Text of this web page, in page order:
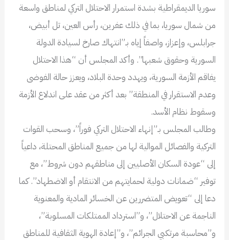
سوريا الديمقراطية بشدة استمرار الاحتلال التركي لمناطق واسعة
من شمال سوريا، بما في ذلك عفرين، رأس العين، تل أبيض،
جرابلس، وإعزاز، واصفاً إياه بـ”انتهاك صارخ لسيادة الدولة
السورية وحقوق شعبها”. وأكد المجلس أن “هذا الاحتلال
يفاقم الأزمة السورية، ويهدد وحدة البلاد، ويعزز حالة الفوضى
وعدم الاستقرار في المنطقة” بعد أكثر من عقد على اندلاع الأزمة
وسقوط نظام الأسد.
وطالب المجلس بـ”إنهاء الاحتلال التركي فوراً”، وسحب القوات
التركية والفصائل الموالية لها من جميع المناطق المحتلة، داعياً
إلى “عودة السكان الأصليين إلى مناطقهم دون شروط”، مع
توفير “ضمانات دولية لحمايتهم من الانتقام أو الاضطهاد”. كما
دعا إلى “تعويض المتضررين عن الخسائر المادية والمعنوية
الناجمة عن الاحتلال”، و”استرداد الممتلكات المسلوبة”،
و”محاسبة مرتكبي الجرائم”، و”إعادة الهوية الثقافية للمناطق